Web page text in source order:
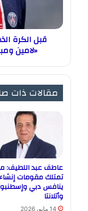
قبل الكرة
«لامين
مقالات ذات
عاطف عبد اللطيف:
تمتلك مقومات
ينافس دبي
وأتلانتا
14 مايو، 2026